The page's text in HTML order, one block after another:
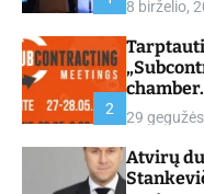
8 birželio,
2 29
Atvirų